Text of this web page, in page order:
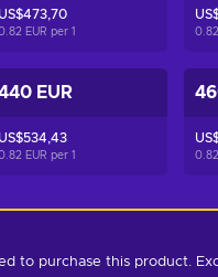
US$473,70
EUR per 1
EUR
US$534,43
EUR per 1
to purchase this product.